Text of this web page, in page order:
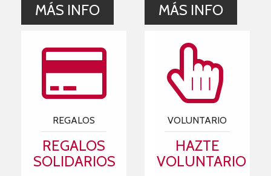
MÁS INFO MÁS INFO
REGALOS
REGALOS
SOLIDARIOS
VOLUNTARIO
HAZTE
VOLUNTARIO